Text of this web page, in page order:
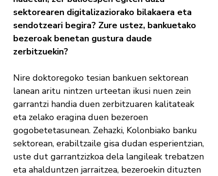
sektorearen digitalizaziorako bilakaera eta
sendotzeari begira? Zure ustez, bankuetako
bezeroak benetan gustura daude
zerbitzuekin?
Nire doktoregoko tesian bankuen sektorean
lanean aritu nintzen urteetan ikusi nuen zein
garrantzi handia duen zerbitzuaren kalitateak
eta zelako eragina duen bezeroen
gogobetetasunean. Zehazki, Kolonbiako banku
sektorean, erabiltzaile gisa dudan esperientzian,
uste dut garrantzizkoa dela langileak trebatzen
eta ahalduntzen jarraitzea, bezeroekin dituzten